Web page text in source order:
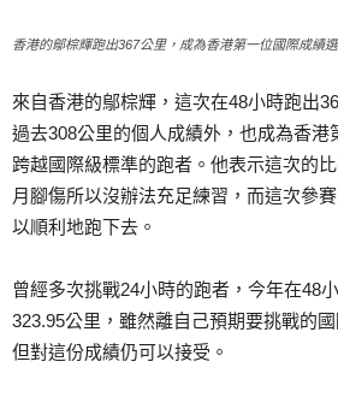
香港的鄔棕輝跑出367公里，成為香港第一位國際成績
來自香港的鄔棕輝，這次在48小時跑出
過去308公里的個人成績外，也成為香港
跨越國際級標準的跑者。他表示這次的
月腳傷所以沒辦法充足練習，而這次參
以順利地跑下去。
曾經多次挑戰24小時的跑者，今年在48
323.95公里，雖然離自己預期要挑戰的
但對這份成績仍可以接受。